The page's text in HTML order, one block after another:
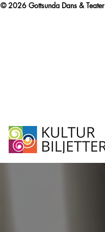
© 2026 Gottsunda Dans & Teater